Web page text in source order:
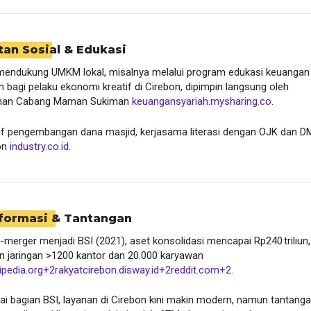
Sosial & Edukasi
UMKM lokal, misalnya melalui program edukasi keuangan
bagi pelaku ekonomi kreatif di Cirebon, dipimpin langsung oleh
Cabang Maman Sukiman keuangansyariah.mysharing.co.
pengembangan dana masjid, kerjasama literasi dengan OJK dan
industry.co.id
& Tantangan
merger menjadi BSI (2021), aset konsolidasi mencapai Rp240 triliun,
jaringan >1200 kantor dan 20.000 karyawan
+2rakyatcirebon.disway.id+2reddit.com+2
bagian BSI, layanan di Cirebon kini makin modern, namun